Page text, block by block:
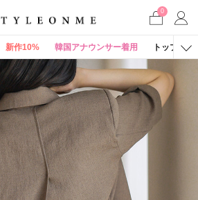
0
新作10% 韓国アナウンサー着用 トップス